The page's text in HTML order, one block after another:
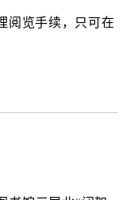
阅览手续，只可在